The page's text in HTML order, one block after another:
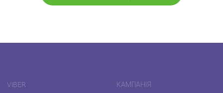
VIBER КАМПАНІЯ